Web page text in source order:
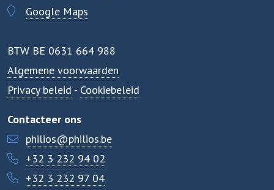
Google Maps
BTW BE 0631 664 988
Algemene voorwaarden
Privacy beleid - Cookiebeleid
Contacteer ons
philios@philios.be
+32 3 232 94 02
+32 3 232 97 04